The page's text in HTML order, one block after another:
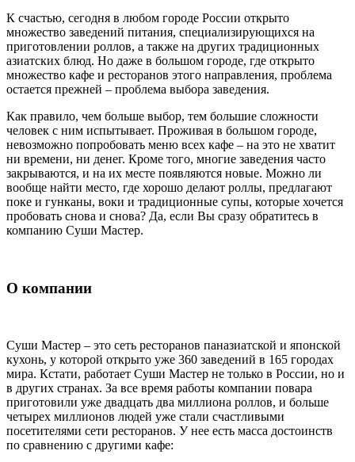
К счастью, сегодня в любом городе России открыто
множество заведений питания, специализирующихся на
приготовлении роллов, а также на других традиционных
азиатских блюд. Но даже в большом городе, где открыто
множество кафе и ресторанов этого направления, проблема
остается прежней – проблема выбора заведения.
Как правило, чем больше выбор, тем большие сложности
человек с ним испытывает. Проживая в большом городе,
невозможно попробовать меню всех кафе – на это не хватит
ни времени, ни денег. Кроме того, многие заведения часто
закрываются, и на их месте появляются новые. Можно ли
вообще найти место, где хорошо делают роллы, предлагают
поке и гунканы, воки и традиционные супы, которые хочется
пробовать снова и снова? Да, если Вы сразу обратитесь в
компанию Суши Мастер.
О компании
Суши Мастер – это сеть ресторанов паназиатской и японской
кухонь, у которой открыто уже 360 заведений в 165 городах
мира. Кстати, работает Суши Мастер не только в России, но и
в других странах. За все время работы компании повара
приготовили уже двадцать два миллиона роллов, и больше
четырех миллионов людей уже стали счастливыми
посетителями сети ресторанов. У нее есть масса достоинств
по сравнению с другими кафе: